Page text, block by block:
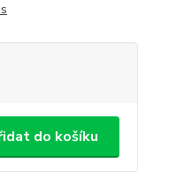
do košíku